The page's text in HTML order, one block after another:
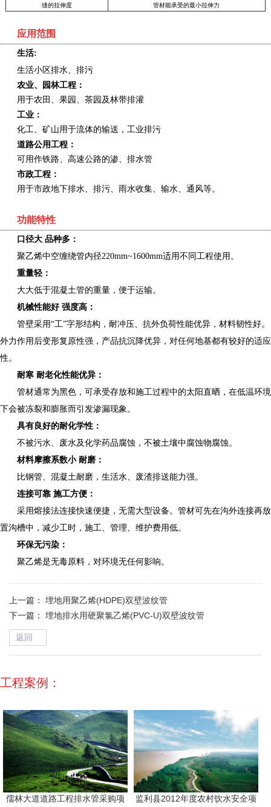
缝的拉伸度 管材能承受的最小拉伸力
应用范围
生活:
生活小区排水、排污
农业、园林工程：
用于农田、果园、茶园及林带排灌
工业：
化工、矿山用于流体的输送，工业排污
道路公用工程：
可用作铁路、高速公路的渗、排水管
市政工程：
用于市政地下排水、排污、雨水收集、输水、通风等。
功能特性
口径大 品种多：
聚乙烯中空缠绕管内径220mm~1600mm适用不同工程使用。
重量轻：
大大低于混凝土管的重量，便于运输。
机械性能好 强度高：
管壁采用“工”字形结构，耐冲压、抗外负荷性能优异，材料韧性好。
外力作用后变形复原性强，产品抗沉降优异，对任何地基都有较好的适应
性。
耐寒 耐老化性能优异：
管材通常为黑色，可承受存放和施工过程中的太阳直晒，在低温环境
下会被冻裂和膨胀而引发渗漏现象。
具有良好的耐化学性：
不被污水、废水及化学药品腐蚀，不被土壤中腐蚀物腐蚀。
材料摩擦系数小 耐磨：
比钢管、混凝土耐磨，生活水、废渣排送能力强。
连接可靠 施工方便：
采用熔接法连接快速便捷，无需大型设备。管材可先在沟外连接再放
置沟槽中，减少工时，施工、管理、维护费用低。
环保无污染：
聚乙烯是无毒原料，对环境无任何影响。
上一篇： 埋地用聚乙烯(HDPE)双壁波纹管
下一篇： 埋地排水用硬聚氯乙烯(PVC-U)双壁波纹管
返回
工程案例：
儒林大道道路工程排水管采购项
监利县2012年度农村饮水安全项